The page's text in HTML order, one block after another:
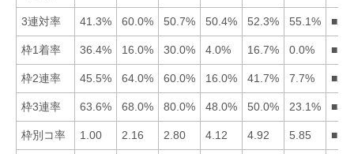
3連対率 41.3% 60.0% 50.7% 50.4% 52.3% 55.1%
枠1着率 36.4% 16.0% 30.0% 4.0% 16.7% 0.0%
枠2連率 45.5% 64.0% 60.0% 16.0% 41.7% 7.7%
枠3連率 63.6% 68.0% 80.0% 48.0% 50.0% 23.1%
枠別コ率 1.00 2.16 2.80 4.12 4.92 5.85